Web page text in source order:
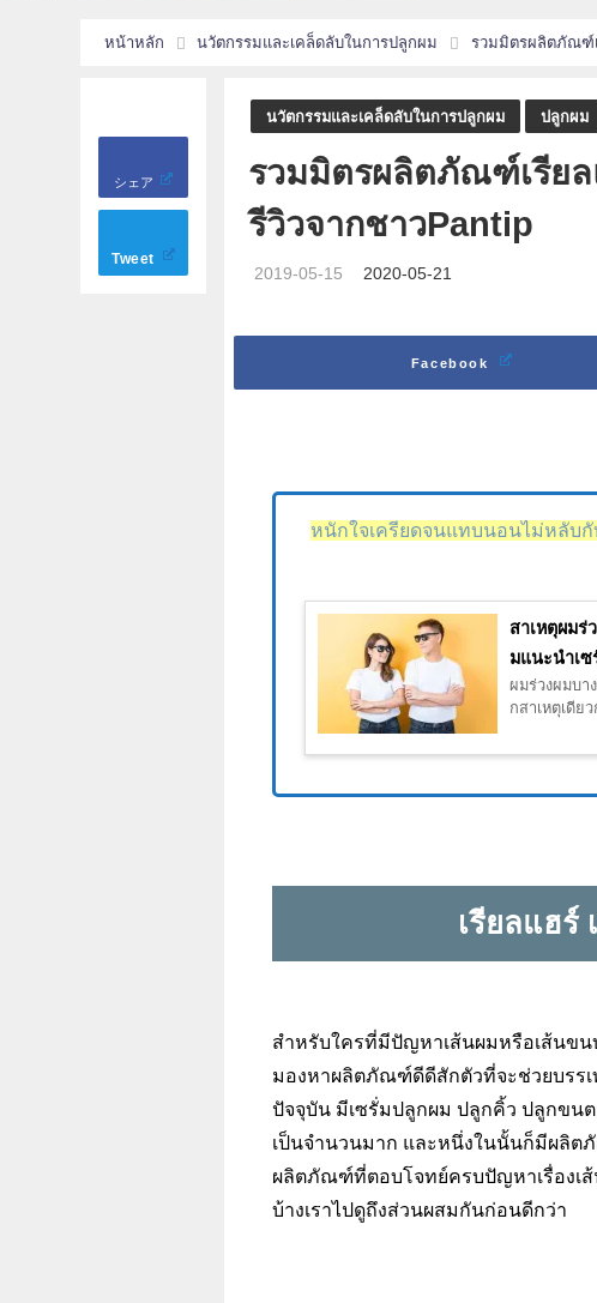
หน้าหลัก นวัตกรรมและเคล็ดลับในการปลูกผม รวมมิตรผลิตภัณฑ์
シェア
Tweet
นวัตกรรมและเคล็ดลับในการปลูกผม ปลูกผม
รวมมิตรผลิตภัณฑ์เรีย
รีวิวจากชาวPantip
2019-05-15 2020-05-21
Facebook
หนักใจเครียดจนแทบนอนไม่หลับ
สาเหตุผมร่
มแนะนำเ
ผมร่วงผมบา
กสาเหตุเดีย
เรียลแฮร์
สำหรับใครที่มีปัญหาเส้นผมหรือเส้นขน
มองหาผลิตภัณฑ์ดีดีสักตัวที่จะช่วยบรร
ปัจจุบัน มีเซรั่มปลูกผม ปลูกคิ้ว ปลูกขน
เป็นจำนวนมาก และหนึ่งในนั้นก็มีผลิต
ผลิตภัณฑ์ที่ตอบโจทย์ครบปัญหาเรื่องเ
บ้างเราไปดูถึงส่วนผสมกันก่อนดีกว่า